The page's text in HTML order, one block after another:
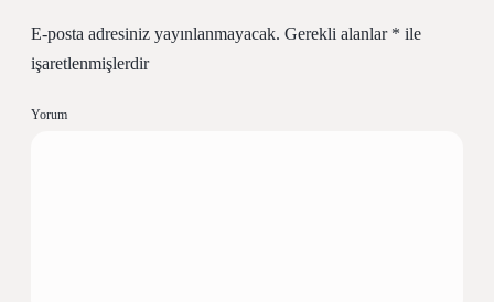
E-posta adresiniz yayınlanmayacak. Gerekli alanlar * ile
işaretlenmişlerdir
Yorum